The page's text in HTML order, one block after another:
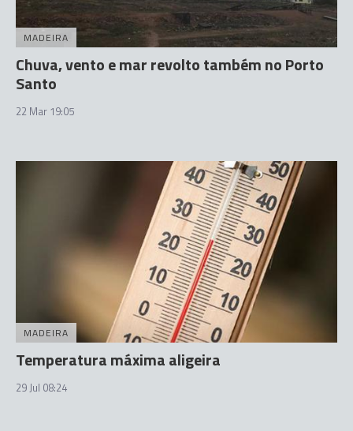
MADEIRA
Chuva, vento e mar revolto também no Porto
Santo
22 Mar 19:05
MADEIRA
Temperatura máxima aligeira
29 Jul 08:24